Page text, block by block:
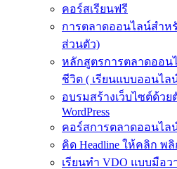
คอร์สเรียนฟรี
การตลาดออนไลน์สำห
ส่วนตัว)
หลักสูตรการตลาดออ
ชีวิต ( เรียนแบบออนไล
อบรมสร้างเว็บไซต์ด้ว
WordPress
คอร์สการตลาดออนไล
คิด Headline ให้คลิก พ
เรียนทำ VDO แบบมือว